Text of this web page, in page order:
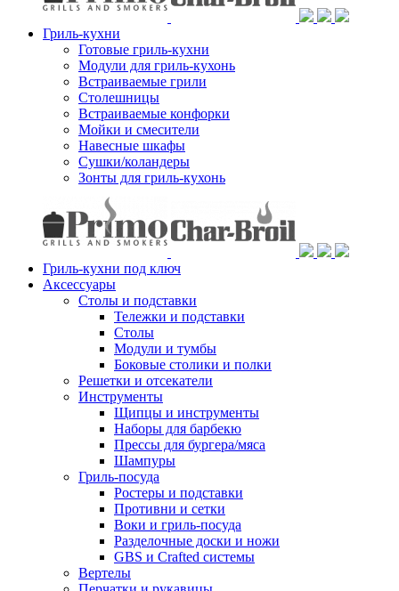
Гриль-кухни
Готовые гриль-кухни
Модули для гриль-кухонь
Встраиваемые грили
Столешницы
Встраиваемые конфорки
Мойки и смесители
Навесные шкафы
Сушки/коландеры
Зонты для гриль-кухонь
Гриль-кухни под ключ
Аксессуары
Столы и подставки
Тележки и подставки
Столы
Модули и тумбы
Боковые столики и полки
Решетки и отсекатели
Инструменты
Щипцы и инструменты
Наборы для барбекю
Прессы для бургера/мяса
Шампуры
Гриль-посуда
Ростеры и подставки
Противни и сетки
Воки и гриль-посуда
Разделочные доски и ножи
GBS и Crafted системы
Вертелы